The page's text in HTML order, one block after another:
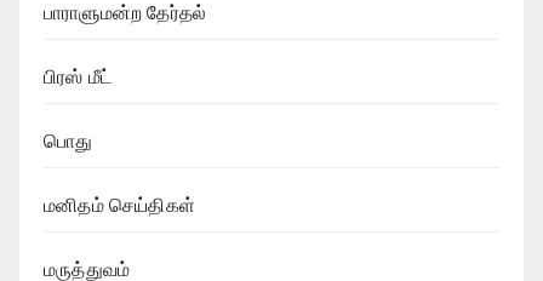
பாராளுமன்ற தேர்தல்
பிரஸ் மீட்
பொது
மனிதம் செய்திகள்
மருத்துவம்